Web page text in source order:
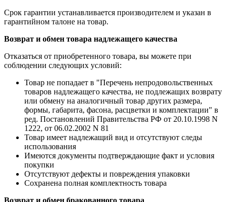
Срок гарантии устанавливается производителем и указан в
гарантийном талоне на товар.
Возврат и обмен товара надлежащего качества
Отказаться от приобретенного товара, вы можете при
соблюдении следующих условий:
Товар не попадает в "Перечень непродовольственных
товаров надлежащего качества, не подлежащих возврату
или обмену на аналогичный товар других размера,
формы, габарита, фасона, расцветки и комплектации" в
ред. Постановлений Правительства РФ от 20.10.1998 N
1222, от 06.02.2002 N 81
Товар имеет надлежащий вид и отсутствуют следы
использования
Имеются документы подтверждающие факт и условия
покупки
Отсутствуют дефекты и повреждения упаковки
Сохранена полная комплектность товара
Возврат и обмен бракованного товара